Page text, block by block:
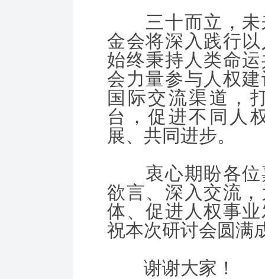
三十而立，未
金会将深入践行
始终秉持人类命
会力量参与人权
国际交流渠道，
台，促进不同人
展、共同进步。
衷心期盼各位
欲言、深入交流
体、促进人权事
祝本次研讨会圆满
谢谢大家！